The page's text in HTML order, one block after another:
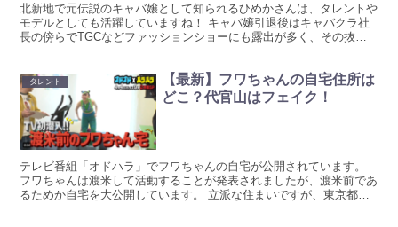
北新地で元伝説のキャバ嬢として知られるひめかさんは、タレントや
モデルとしても活躍していますね！ キャバ嬢引退後はキャバクラ社
長の傍らでTGCなどファッションショーにも露出が多く、その抜群
タレント
【最新】フワちゃんの自宅住所は
どこ？代官山はフェイク！
テレビ番組「オドハラ」でフワちゃんの自宅が公開されています。
フワちゃんは渡米して活動することが発表されましたが、渡米前であ
るためか自宅を大公開しています。 立派な住まいですが、東京都内